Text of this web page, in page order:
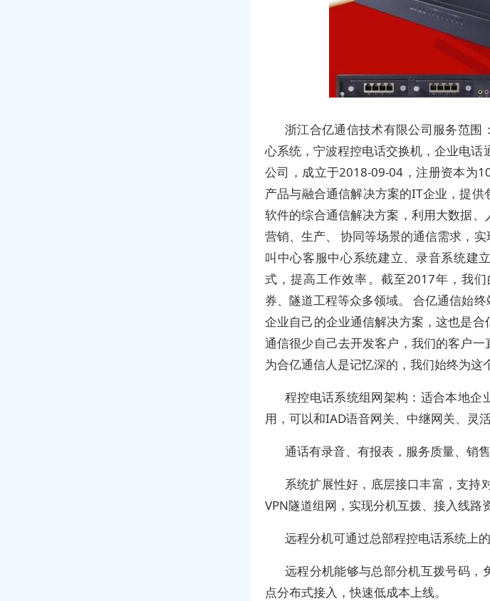
浙江合亿通信技术有限公司服务范围
心系统，宁波程控电话交换机，企业电
公司，成立于2018-09-04，注册资本为
产品与融合通信解决方案的IT企业，提
软件的综合通信解决方案，利用大数据
营销、生产、 协同等场景的通信需求，
叫中心客服中心系统建立、录音系统建
式，提高工作效率。截至2017年，我
券、隧道工程等众多领域。 合亿通信始
企业自己的企业通信解决方案，这也是
通信很少自己去开发客户，我们的客户
为合亿通信人是记忆深的，我们始终为这
程控电话系统组网架构：适合本地企
用，可以和IAD语音网关、中继网关、灵
通话有录音、有报表，服务质量、销售
系统扩展性好，底层接口丰富，支持
VPN隧道组网，实现分机互拨、接入线路
远程分机可通过总部程控电话系统上
远程分机能够与总部分机互拨号码，
点分布式接入，快速低成本上线。